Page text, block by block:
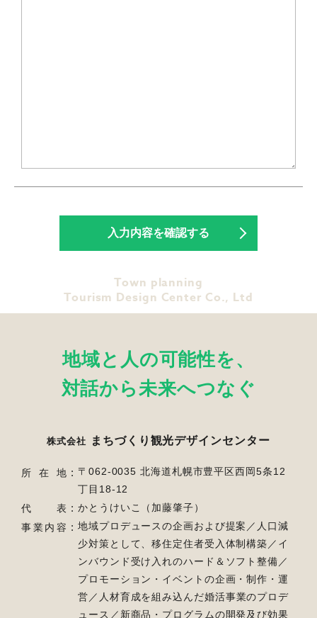
Town planning
Tourism Design Center Co., Ltd
地域と人の可能性を、
対話から未来へつなぐ
株式会社 まちづくり観光デザインセンター
所在地
〒062-0035 北海道札幌市豊平区西岡5条12
丁目18-12
代表
かとうけいこ（加藤肇子）
事業内容
地域プロデュースの企画および提案／人口減
少対策として、移住定住者受入体制構築／ イ
ンバウンド受け入れのハード＆ソフト整備／
プロモーション・イベントの企画・制作・運
営／ 人材育成を組み込んだ婚活事業のプロデ
ュース／新商品・プログラムの開発及び効果